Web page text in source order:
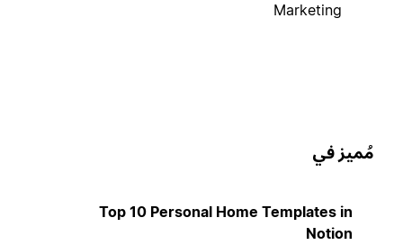
Marketing
في
Top 10 Personal Home Templates in
Notion